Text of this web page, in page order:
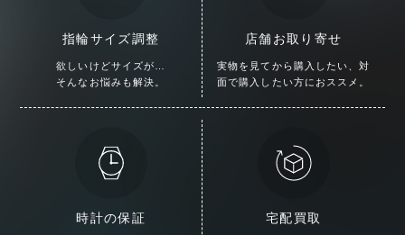
指輪サイズ調整
欲しいけどサイズが…
そんなお悩みも解決。
店舗お取り寄せ
実物を見てから購入したい、対
面で購入したい方におススメ。
時計の保証 宅配買取